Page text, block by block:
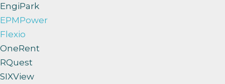
EngiPark
EPMPower
Flexio
OneRent
RQuest
SIXView